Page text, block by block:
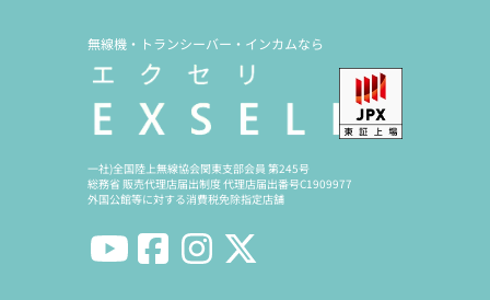
無線機・トランシーバー・インカムなら
一社)全国陸上無線協会関東支部会員 第245号
総務省 販売代理店届出制度 代理店届出番号C1909977
外国公館等に対する消費税免除指定店舗